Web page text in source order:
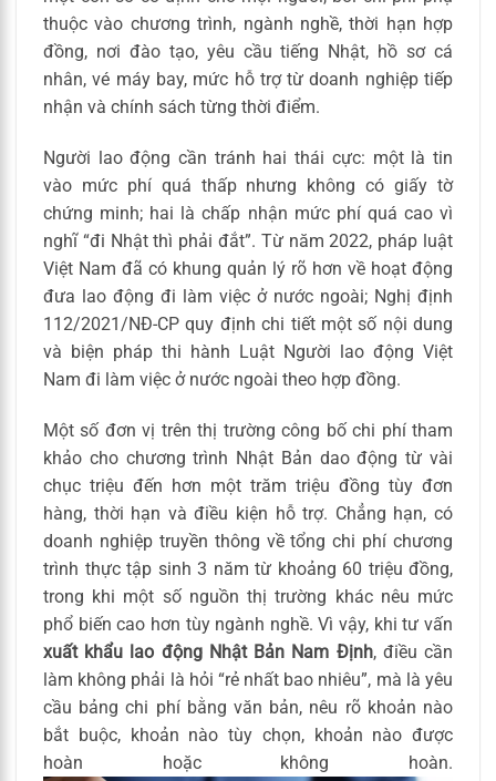
thuộc vào chương trình, ngành nghề, thời hạn hợp
đồng, nơi đào tạo, yêu cầu tiếng Nhật, hồ sơ cá
nhân, vé máy bay, mức hỗ trợ từ doanh nghiệp tiếp
nhận và chính sách từng thời điểm.
Người lao động cần tránh hai thái cực: một là tin
vào mức phí quá thấp nhưng không có giấy tờ
chứng minh; hai là chấp nhận mức phí quá cao vì
nghĩ “đi Nhật thì phải đắt”. Từ năm 2022, pháp luật
Việt Nam đã có khung quản lý rõ hơn về hoạt động
đưa lao động đi làm việc ở nước ngoài; Nghị định
112/2021/NĐ-CP quy định chi tiết một số nội dung
và biện pháp thi hành Luật Người lao động Việt
Nam đi làm việc ở nước ngoài theo hợp đồng.
Một số đơn vị trên thị trường công bố chi phí tham
khảo cho chương trình Nhật Bản dao động từ vài
chục triệu đến hơn một trăm triệu đồng tùy đơn
hàng, thời hạn và điều kiện hỗ trợ. Chẳng hạn, có
doanh nghiệp truyền thông về tổng chi phí chương
trình thực tập sinh 3 năm từ khoảng 60 triệu đồng,
trong khi một số nguồn thị trường khác nêu mức
phổ biến cao hơn tùy ngành nghề. Vì vậy, khi tư vấn
xuất khẩu lao động Nhật Bản Nam Định, điều cần
làm không phải là hỏi “rẻ nhất bao nhiêu”, mà là yêu
cầu bảng chi phí bằng văn bản, nêu rõ khoản nào
bắt buộc, khoản nào tùy chọn, khoản nào được
hoàn hoặc không hoàn.